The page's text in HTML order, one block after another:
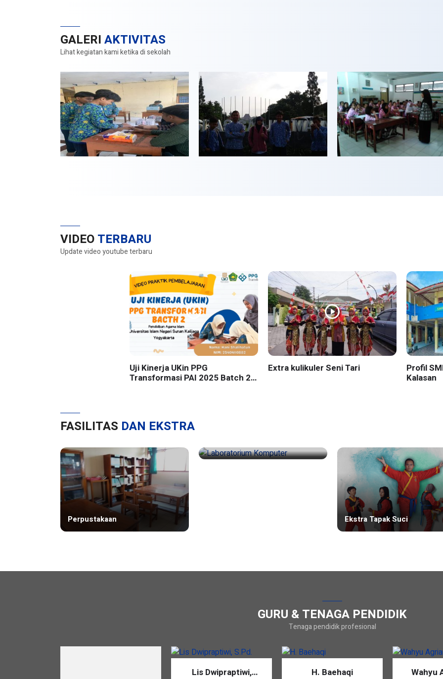
GALERI AKTIVITAS
Lihat kegiatan kami ketika di sekolah
VIDEO TERBARU
Update video youtube terbaru
Uji Kinerja UKin PPG
Transformasi PAI 2025 Batch 2
Extra kulikuler Seni Tari
Profil
Kalasan
FASILITAS DAN EKSTRA
Perpustakaan Ekstra Tapak Suci
GURU & TENAGA PENDIDIK
Tenaga pendidik profesional
Lis Dwipraptiwi, H. Baehaqi Wahyu